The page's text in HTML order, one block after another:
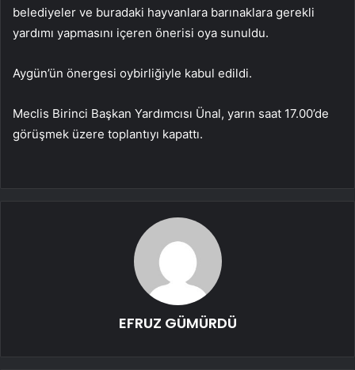
belediyeler ve buradaki hayvanlara barınaklara gerekli
yardımı yapmasını içeren önerisi oya sunuldu.
Aygün’ün önergesi oybirliğiyle kabul edildi.
Meclis Birinci Başkan Yardımcısı Ünal, yarın saat 17.00’de
görüşmek üzere toplantıyı kapattı.
EFRUZ GÜMÜRDÜ